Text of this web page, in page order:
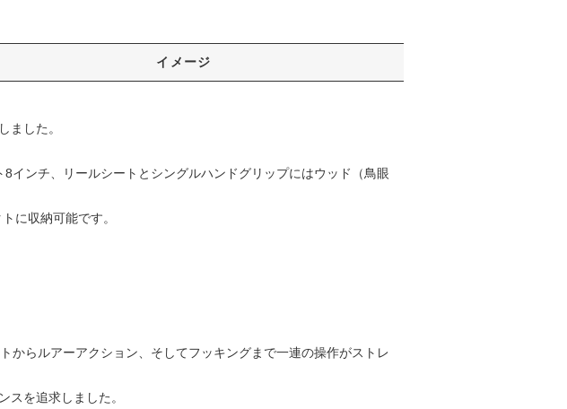
イメージ
ました。
インチ、リールシートとシングルハンドグリップにはウッド（鳥眼
に収納可能です。
からルアーアクション、そしてフッキングまで一連の操作がストレ
スを追求しました。